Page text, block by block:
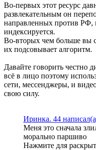
Во-первых этот ресурс
развлекательным он
направленных против РФ,
индексируется.
Во-вторых чем больше вы
их подсовывает алгоритм.
Давайте говорить честно
всё в лицо поэтому
сети, мессенджеры, и
свою силу.
Иринка. 44
Меня это сначала
морально паршиво
Нажмите для